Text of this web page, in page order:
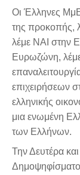
Οι Έλληνες
της προκοπής,
λέμε ΝΑΙ στην
Ευρωζώνη,
επιχειρήσεων
ελληνικής
μια ενωμένη
των Ελλήνων.
Την Δευτέρα